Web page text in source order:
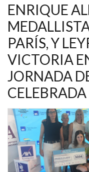
CON
TRES
Y
18
EN
ENRIQUE
PARÍS, Y
VICTORIA
JORNADA